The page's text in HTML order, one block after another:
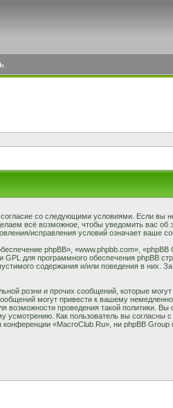
со следующими условиями. Если вы
всё возможное, чтобы уведомить вас об
исправления условий означает ваше
phpBB», «www.phpbb.com», «phpBB
GPL для программного обеспечения phpBB
содержания и/или поведения в них.
розни и прочих сообщений, которые
могут привести к вашему
проведения такой политики. Вы
Как пользователь вы согласны
«MacroClub.Ru», ни phpBB Group